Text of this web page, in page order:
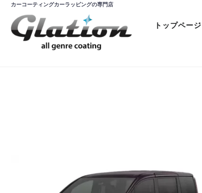
カーコーティングカーラッピングの専門店
トップページ